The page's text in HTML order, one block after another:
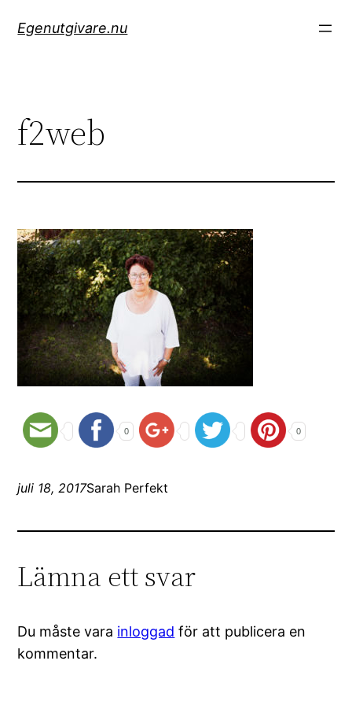
Egenutgivare.nu
f2web
0 0
juli 18, 2017Sarah Perfekt
Lämna ett svar
Du måste vara inloggad för att publicera en
kommentar.